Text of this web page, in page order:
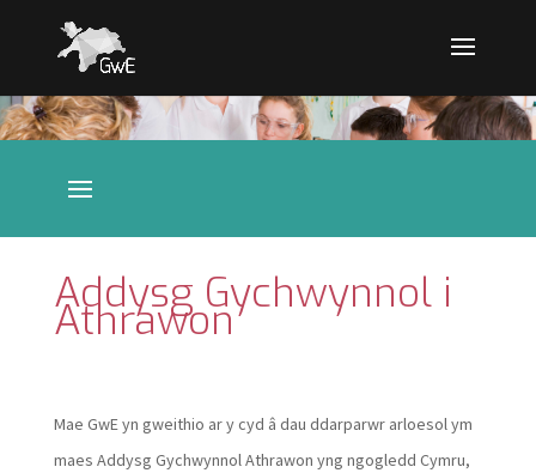
Addysg Gychwynnol i
Athrawon
Mae GwE yn gweithio ar y cyd â dau ddarparwr arloesol ym
maes Addysg Gychwynnol Athrawon yng ngogledd Cymru,